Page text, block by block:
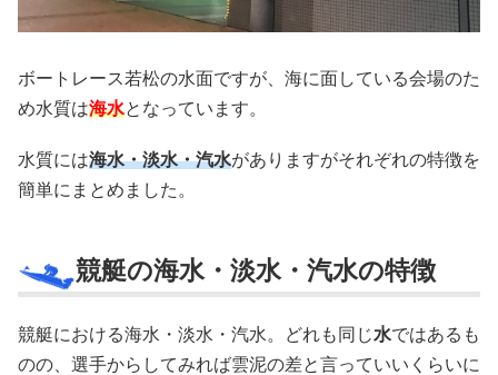
ボートレース若松の水面ですが、海に面している会場のた
め水質は海水となっています。
水質には海水・淡水・汽水がありますがそれぞれの特徴を
簡単にまとめました。
競艇の海水・淡水・汽水の特徴
競艇における海水・淡水・汽水。どれも同じ水ではあるも
のの、選手からしてみれば雲泥の差と言っていいくらいに